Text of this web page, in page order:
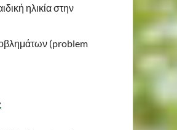
ηλικία στην
(problem